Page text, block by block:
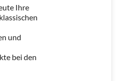
Ihre
und
bei den